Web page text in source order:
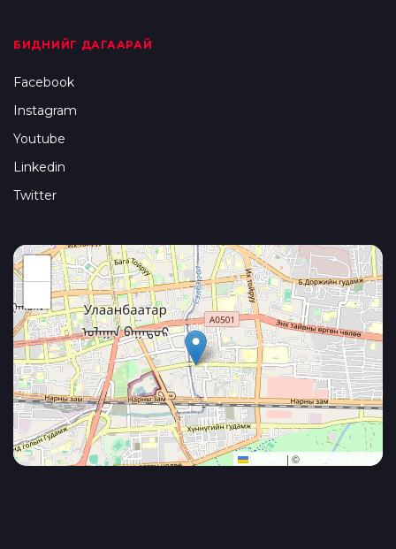
БИДНИЙГ ДАГААРАЙ
Facebook
Instagram
Youtube
Linkedin
Twitter
Leaflet | © OpenStreetMap